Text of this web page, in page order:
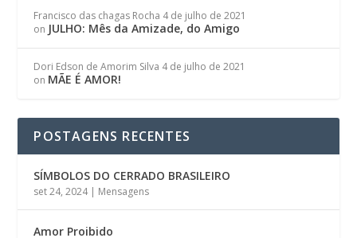
Francisco das chagas Rocha 4 de julho de 2021
on JULHO: Mês da Amizade, do Amigo
Dori Edson de Amorim Silva 4 de julho de 2021
on MÃE É AMOR!
POSTAGENS RECENTES
SÍMBOLOS DO CERRADO BRASILEIRO
set 24, 2024| Mensagens
Amor Proibido